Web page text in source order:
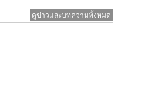
ดูข่าวและบทความทั้งหมด